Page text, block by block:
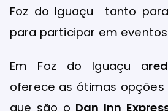
Foz do Iguaçu tanto
para participar em
Em Foz do Iguaçu a
oferece as ótimas opções
que são o Dan Inn